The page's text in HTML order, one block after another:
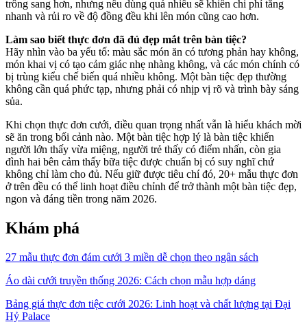
trông sang hơn, nhưng nếu dùng quá nhiều sẽ khiến chi phí tăng
nhanh và rủi ro về độ đồng đều khi lên món cũng cao hơn.
Làm sao biết thực đơn đã đủ đẹp mắt trên bàn tiệc?
Hãy nhìn vào ba yếu tố: màu sắc món ăn có tương phản hay không,
món khai vị có tạo cảm giác nhẹ nhàng không, và các món chính có
bị trùng kiểu chế biến quá nhiều không. Một bàn tiệc đẹp thường
không cần quá phức tạp, nhưng phải có nhịp vị rõ và trình bày sáng
sủa.
Khi chọn thực đơn cưới, điều quan trọng nhất vẫn là hiểu khách mời
sẽ ăn trong bối cảnh nào. Một bàn tiệc hợp lý là bàn tiệc khiến
người lớn thấy vừa miệng, người trẻ thấy có điểm nhấn, còn gia
đình hai bên cảm thấy bữa tiệc được chuẩn bị có suy nghĩ chứ
không chỉ làm cho đủ. Nếu giữ được tiêu chí đó, 20+ mẫu thực đơn
ở trên đều có thể linh hoạt điều chỉnh để trở thành một bàn tiệc đẹp,
ngon và đáng tiền trong năm 2026.
Khám phá
27 mẫu thực đơn đám cưới 3 miền dễ chọn theo ngân sách
Áo dài cưới truyền thống 2026: Cách chọn mẫu hợp dáng
Bảng giá thực đơn tiệc cưới 2026: Linh hoạt và chất lượng tại Đại
Hỷ Palace